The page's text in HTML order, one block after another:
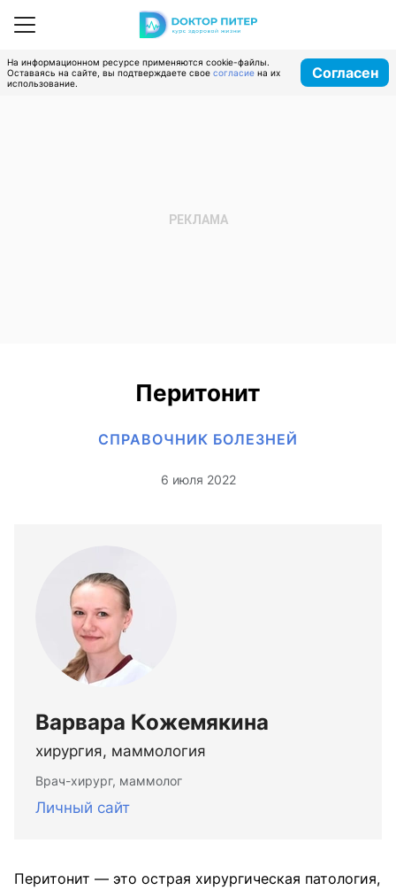
На информационном ресурсе применяются cookie-файлы.
Оставаясь на сайте, вы подтверждаете свое согласие на их
использование.
Согласен
Перитонит
СПРАВОЧНИК БОЛЕЗНЕЙ
6 июля 2022
Варвара Кожемякина
хирургия, маммология
Врач-хирург, маммолог
Личный сайт
Перитонит — это острая хирургическая патология,